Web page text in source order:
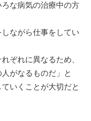
な病気の治療中の方
ながら仕事をしてい
ぞれに異なるため、
がなるものだ」と
いくことが大切だと